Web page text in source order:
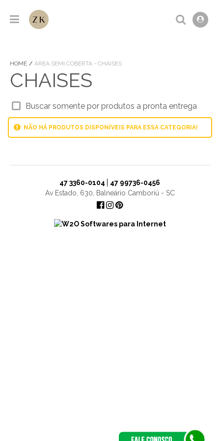
HOME ÁREA SEMI COBERTA - CHAISES
CHAISES
Buscar somente por produtos a pronta entrega
NÃO HÁ PRODUTOS DISPONÍVEIS PARA ESSA CATEGORIA!
47 3360-0104
47 99736-0456
Av Estado, 630, Balneário Camboriú - SC